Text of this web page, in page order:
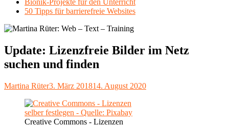
Bionik-Projekte für den Unterricht
50 Tipps für barrierefreie Websites
Update: Lizenzfreie Bilder im Netz
suchen und finden
Autor
Martina RüterVeröffentlicht
3. März 201814. August 2020
Creative Commons - Lizenzen